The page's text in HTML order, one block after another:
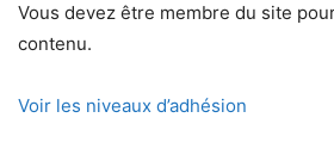
Vous devez être membre du site
contenu.
Voir les niveaux d’adhésion